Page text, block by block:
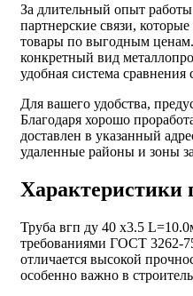
За длительный опыт
партнерские связи,
товары по выгодным ценам.
конкретный вид
удобная система сравнения
Для вашего удобства,
Благодаря хорошо
доставлен в указанный
удаленные районы и зоны
Труба вгп ду 40 х3.5
требованиями ГОСТ 3262-
отличается высокой
особенно важно в